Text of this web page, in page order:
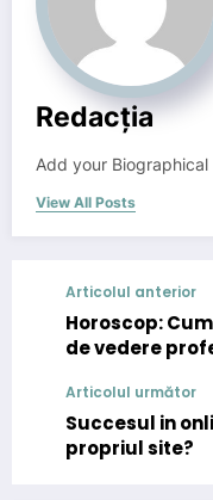
Redacția
Add your Biographical
View All Posts
Articolul anterior
Horoscop:
de vedere
Articolul următor
Succesul in
propriul site?